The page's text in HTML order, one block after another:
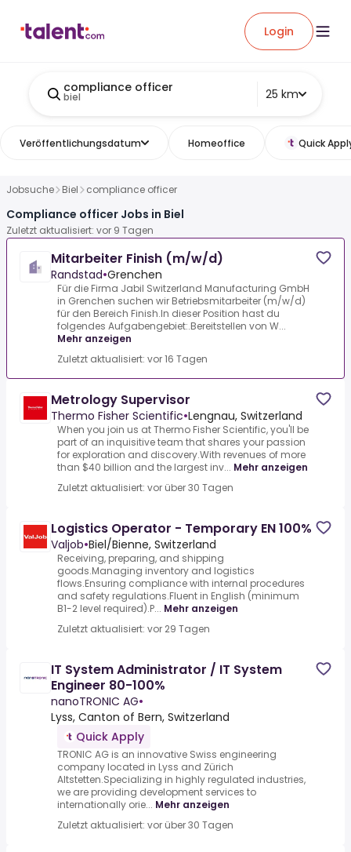
Login
compliance officer
biel 25 km
Veröffentlichungsdatum Homeoffice Quick
Jobsuche Biel compliance officer
Compliance officer Jobs in Biel
Zuletzt aktualisiert: vor 9 Tagen
Mitarbeiter Finish (m/w/d)
Randstad•Grenchen
Für die Firma Jabil Switzerland Manufacturing GmbH
in Grenchen suchen wir Betriebsmitarbeiter (m/w/d)
für den Bereich Finish.In dieser Position hast du
folgendes Aufgabengebiet:.Bereitstellen von W...
Mehr anzeigen
Zuletzt aktualisiert: vor 16 Tagen
Metrology Supervisor
Thermo Fisher Scientific•Lengnau, Switzerland
When you join us at Thermo Fisher Scientific, you'll be
part of an inquisitive team that shares your passion
for exploration and discovery.With revenues of more
than $40 billion and the largest inv... Mehr anzeigen
Zuletzt aktualisiert: vor über 30 Tagen
Logistics Operator - Temporary EN 100%
Valjob•Biel/Bienne, Switzerland
Receiving, preparing, and shipping
goods.Managing inventory and logistics
flows.Ensuring compliance with internal procedures
and safety regulations.Fluent in English (minimum
B1-2 level required).P... Mehr anzeigen
Zuletzt aktualisiert: vor 29 Tagen
IT System Administrator / IT System
Engineer 80-100%
nanoTRONIC AG•
Lyss, Canton of Bern, Switzerland
Quick Apply
TRONIC AG is an innovative Swiss engineering
company located in Lyss and Zürich
Altstetten.Specializing in highly regulated industries,
we are providing development services to
internationally orie... Mehr anzeigen
Zuletzt aktualisiert: vor über 30 Tagen